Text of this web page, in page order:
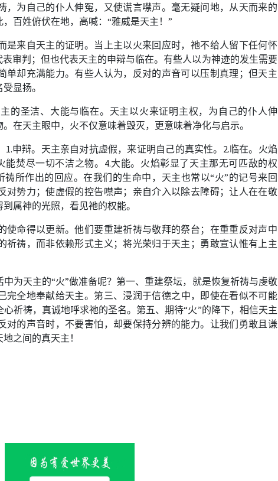
，为自己的仆人伸冤，又使谎言噤声。毫无疑问地，从天而来的
百姓俯伏在地，高喊：“雅威是天主！”
是来自天主的证明。当上主以火来回应时，祂不给人留下任何怀
审判；但也代表天主的申辩与临在。有些人以为神迹的发生需要
单却充满能力。有些人认为，反对的声音可以压制真理；但天主
显扬。
的圣洁、大能与临在。天主以火来证明主权，为自己的仆人伸
在天主眼中，火不仅意味着毁灭，更意味着净化与启示。
1.申辩。天主亲自对抗虚假，来证明自己的真实性。 2.临在。 火焰
能焚尽一切不洁之物。 4.大能。火焰彰显了天主那无可匹敌的权
祷所作出的回应。在我们的生命中，天主也常以“火”的记号来回
对势力；使虚假的控告噤声；亲自介入以除去障碍；让人在在敬
属神的光照，看见祂的权能。
使命得以更新。他们要重建祈祷与敬拜的祭台；在重重反对声中
祈祷，而非依赖形式主义；将光荣归于天主；勇敢宣认惟有上主
中为天主的“火”做准备呢？ 第一、 重建祭坛，就是恢复祈祷与虔敬
完全地奉献给天主。 第三、浸润于信德之中， 即使在看似不可能
心祈祷，真诚地呼求祂的圣名。 第五、期待“火”的降下， 相信天主
对的声音时，不要害怕，却要保持分辨的能力。让我们勇敢且谦
之间的真天主！